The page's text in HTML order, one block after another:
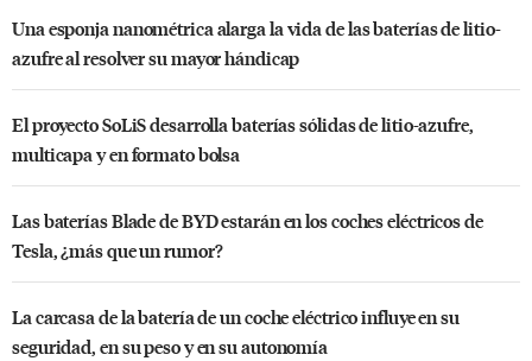
Una esponja nanométrica alarga la vida de las baterías de litio-
azufre al resolver su mayor hándicap
El proyecto SoLiS desarrolla baterías sólidas de litio-azufre,
multicapa y en formato bolsa
Las baterías Blade de BYD estarán en los coches eléctricos de
Tesla, ¿más que un rumor?
La carcasa de la batería de un coche eléctrico influye en su
seguridad, en su peso y en su autonomía